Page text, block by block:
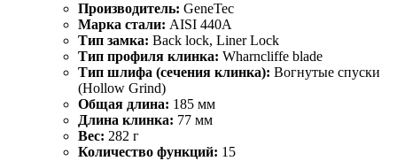
Производитель: GeneTec
Марка стали: AISI 440A
Тип замка: Back lock, Liner Lock
Тип профиля клинка: Wharncliffe blade
Тип шлифа (сечения клинка): Вогнутые спуски
(Hollow Grind)
Общая длина: 185 мм
Длина клинка: 77 мм
Вес: 282 г
Количество функций: 15